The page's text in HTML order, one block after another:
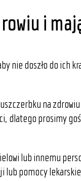
i
nie doszło do ich
na
dlatego prosimy
lub innemu
pomocy